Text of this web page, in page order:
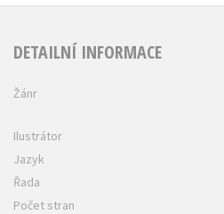
DETAILNÍ INFORMACE
Žánr
Ilustrátor
Jazyk
Řada
Počet stran